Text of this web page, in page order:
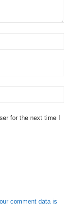
for the next time I
comment data is